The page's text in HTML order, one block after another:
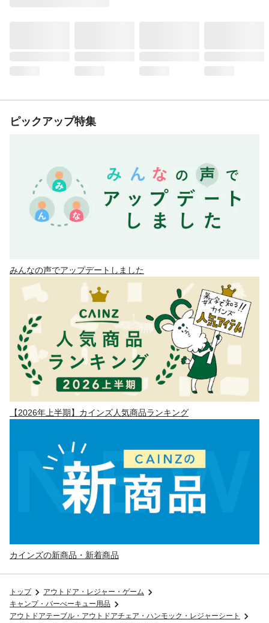
ピックアップ特集
みんなの声でアップデートしました
【2026年上半期】カインズ人気商品ランキング
カインズの新商品・新着商品
トップ
アウトドア・レジャー・ゲーム
キャンプ・バーべーキュー用品
アウトドアテーブル・アウトドアチェア・ハンモック・レジャーシート